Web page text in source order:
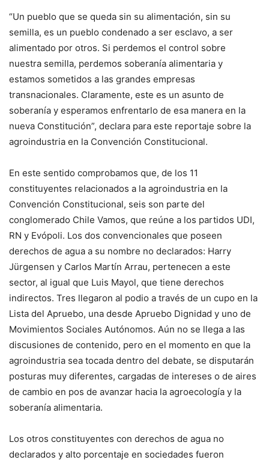
“Un pueblo que se queda sin su alimentación, sin su
semilla, es un pueblo condenado a ser esclavo, a ser
alimentado por otros. Si perdemos el control sobre
nuestra semilla, perdemos soberanía alimentaria y
estamos sometidos a las grandes empresas
transnacionales. Claramente, este es un asunto de
soberanía y esperamos enfrentarlo de esa manera en la
nueva Constitución”, declara para este reportaje sobre la
agroindustria en la Convención Constitucional.
En este sentido comprobamos que, de los 11
constituyentes relacionados a la agroindustria en la
Convención Constitucional, seis son parte del
conglomerado Chile Vamos, que reúne a los partidos UDI,
RN y Evópoli. Los dos convencionales que poseen
derechos de agua a su nombre no declarados: Harry
Jürgensen y Carlos Martín Arrau, pertenecen a este
sector, al igual que Luis Mayol, que tiene derechos
indirectos. Tres llegaron al podio a través de un cupo en la
Lista del Apruebo, una desde Apruebo Dignidad y uno de
Movimientos Sociales Autónomos. Aún no se llega a las
discusiones de contenido, pero en el momento en que la
agroindustria sea tocada dentro del debate, se disputarán
posturas muy diferentes, cargadas de intereses o de aires
de cambio en pos de avanzar hacia la agroecología y la
soberanía alimentaria.
Los otros constituyentes con derechos de agua no
declarados y alto porcentaje en sociedades fueron